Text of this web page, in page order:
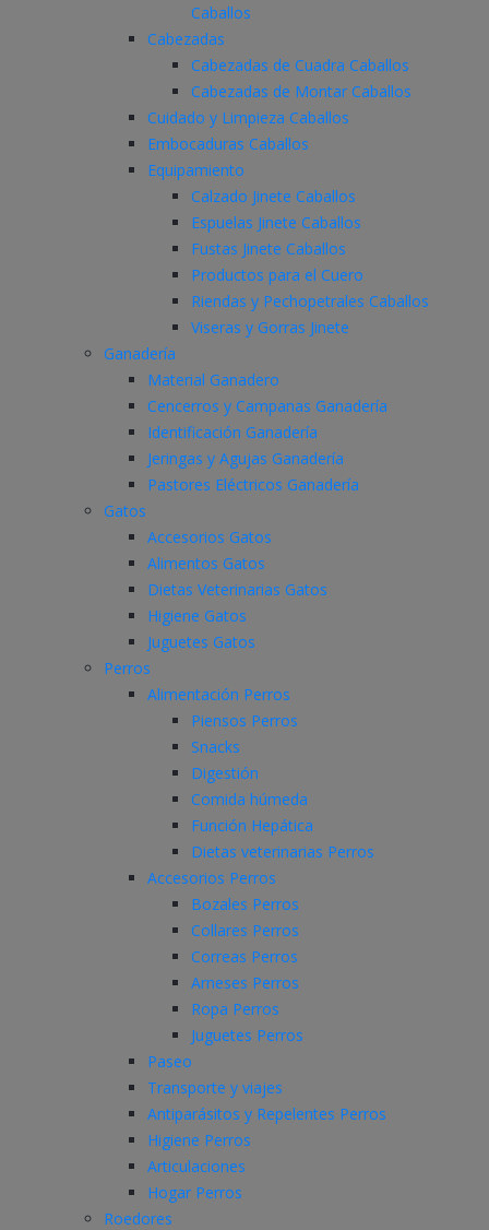
Caballos
Cabezadas
Cabezadas de Cuadra Caballos
Cabezadas de Montar Caballos
Cuidado y Limpieza Caballos
Embocaduras Caballos
Equipamiento
Calzado Jinete Caballos
Espuelas Jinete Caballos
Fustas Jinete Caballos
Productos para el Cuero
Riendas y Pechopetrales Caballos
Viseras y Gorras Jinete
Ganadería
Material Ganadero
Cencerros y Campanas Ganadería
Identificación Ganadería
Jeringas y Agujas Ganadería
Pastores Eléctricos Ganadería
Gatos
Accesorios Gatos
Alimentos Gatos
Dietas Veterinarias Gatos
Higiene Gatos
Juguetes Gatos
Perros
Alimentación Perros
Piensos Perros
Snacks
Digestión
Comida húmeda
Función Hepática
Dietas veterinarias Perros
Accesorios Perros
Bozales Perros
Collares Perros
Correas Perros
Arneses Perros
Ropa Perros
Juguetes Perros
Paseo
Transporte y viajes
Antiparásitos y Repelentes Perros
Higiene Perros
Articulaciones
Hogar Perros
Roedores